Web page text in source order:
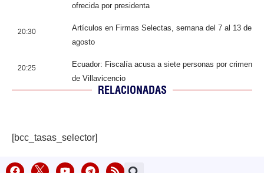
ofrecida por presidenta
20:30
Artículos en Firmas Selectas, semana del 7 al 13 de
agosto
20:25
Ecuador: Fiscalía acusa a siete personas por crimen
de Villavicencio
RELACIONADAS
[bcc_tasas_selector]